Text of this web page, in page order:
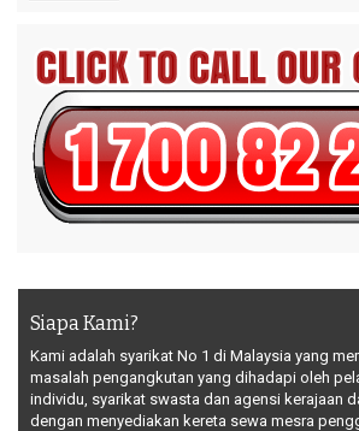
Siapa Kami?
Kami adalah syarikat No 1 di Malaysia yang
masalah pengangkutan yang dihadapi oleh
individu, syarikat swasta dan agensi kerajaan
dengan menyediakan kereta sewa mesra